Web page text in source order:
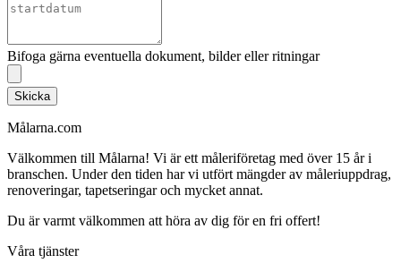
Bifoga gärna eventuella dokument, bilder eller ritningar
Skicka
Målarna.com
Välkommen till Målarna! Vi är ett måleriföretag med över 15 år i
branschen. Under den tiden har vi utfört mängder av måleriuppdrag,
renoveringar, tapetseringar och mycket annat.
Du är varmt välkommen att höra av dig för en fri offert!
Våra tjänster